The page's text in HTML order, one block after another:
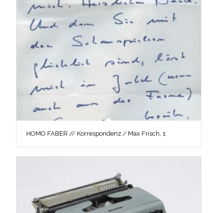
HOMO FABER // Korrespondenz / Max Frisch, 1